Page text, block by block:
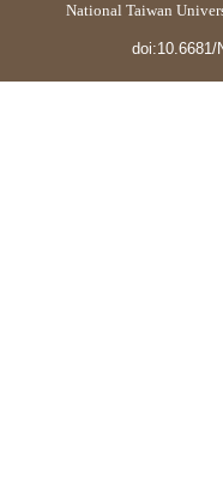
National Taiwan
doi:10.6681/